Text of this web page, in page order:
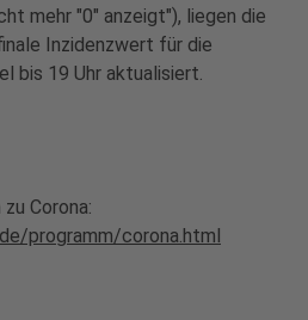
mehr "0" anzeigt"), liegen die
Inzidenzwert für die
bis 19 Uhr aktualisiert.
Corona:
programm/corona.html